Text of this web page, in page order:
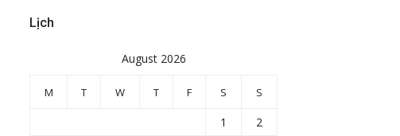
Lịch
August 2026
M T W T F S S
1
2